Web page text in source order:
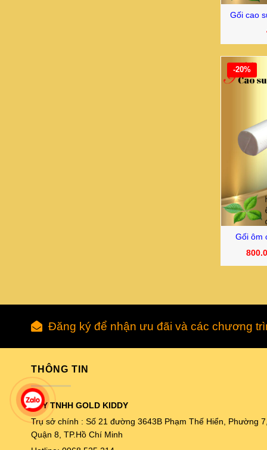
Gối cao
Gối ôm
-20%
Đăng ký để nhận ưu đãi và các chương
THÔNG TIN
CTY TNHH GOLD KIDDY
Trụ sở chính : Số 21 đường 3643B Phạm Thế Hiển, Phường 7,
Quận 8, TP.Hồ Chí Minh